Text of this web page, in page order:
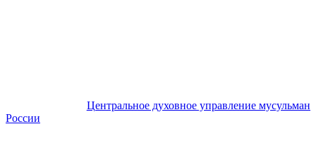
Центральное духовное управление мусульман
России